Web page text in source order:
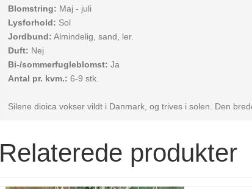
Blomstring: Maj - juli
Lysforhold: Sol
Jordbund: Almindelig, sand, ler.
Duft: Nej
Bi-/sommerfugleblomst: Ja
Antal pr. kvm.: 6-9 stk.
Silene dioica vokser vildt i Danmark, og trives i solen. Den
Relaterede produkter